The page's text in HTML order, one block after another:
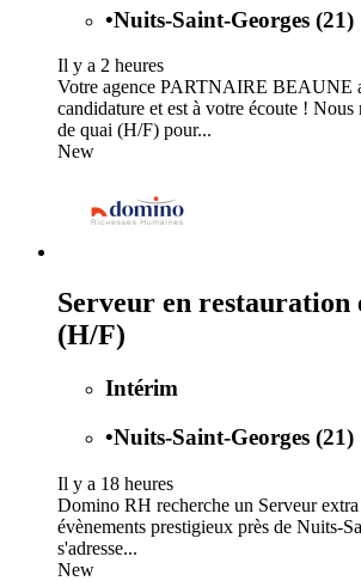
•Nuits-Saint-Georges (21)
Il y a 2 heures
Votre agence PARTNAIRE BEAUNE
candidature et est à votre écoute ! Nous
de quai (H/F) pour...
New
Serveur en restauration
(H/F)
Intérim
•Nuits-Saint-Georges (21)
Il y a 18 heures
Domino RH recherche un Serveur
évènements prestigieux près de Nuits-
s'adresse...
New